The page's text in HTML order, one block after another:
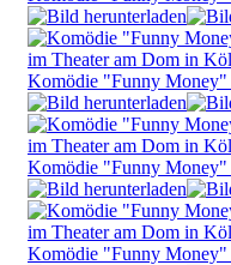
Komödie "Funny Money"
Komödie "Funny Money"
Komödie "Funny Money"